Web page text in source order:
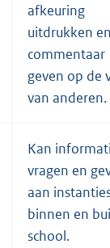
afkeuring
uitdrukken
commentaar
geven op de
van anderen.
Kan
vragen en
aan
binnen en
school.